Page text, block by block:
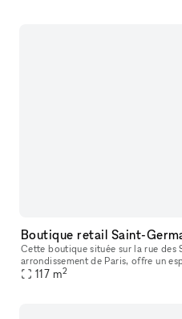
Boutique retail Saint-
Cette boutique située sur la rue des
arrondissement de Paris, offre un
117 m2